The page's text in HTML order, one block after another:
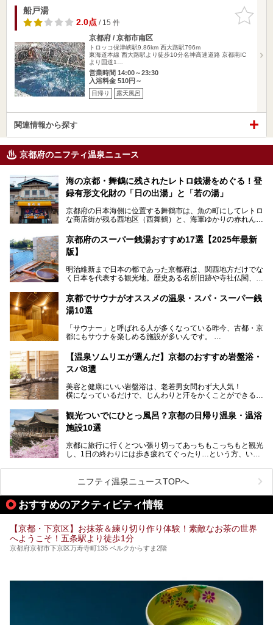
お気に入
りに追加
船戸湯
2.0点/ 15 件
京都府 / 京都市南区
トロッコ保津峡駅9.86km 西大路駅796m
東海道本線 西大路駅より徒歩10分名神高速道路 京都南IC
より国道1…
営業時間 14:00～23:30
入浴料金 510円～
日帰り 露天風呂
関連情報から探す
京都府のニフティ温泉ニュース
海の京都・舞鶴に残されたレトロ銭湯をめぐる！登
録有形文化財の「日の出湯」と「若の湯」
京都府の日本海側に位置する舞鶴市は、魚の町にしてレトロ
な商店街が残る西地区（西舞鶴）と、海軍ゆかりの赤れんが
ます。今回案内するのは西地区に今も残る2軒の銭湯「日の
出湯」と「若の湯」。いずれも国の登録有形文化財に指定さ
れた歴史ある建物でありながら、今も現役のお風呂屋さんで
漁師町や商店街で働く人々を支えてきたこの2軒の銭湯とと
ます。
───
この記事は京都府舞鶴市のPR記事です。
京都府のスーパー銭湯おすすめ17選【2025年最新
版】
明治維新まで日本の都であった京都府は、関西地方だけでな
く日本を代表する観光地。歴史ある名所旧跡や寺社仏閣、そ
今回は、そんな京都府で2025年現在おすすめのスーパー銭
湯を紹介します。
部でレジャー気分を満喫できる温泉施設まで、好みのスーパ
ー銭湯を探してみてくださいね。
京都でサウナがオススメの温泉・スパ・スーパー銭
湯10選
「サウナー」と呼ばれる人が多くなっている昨今、古都・京
都にもサウナを楽しめる施設が多いんです。
自分の好きなサウナを探すのもいいですが、さまざまなサウ
ナを体感してみたいですよね。
のある温浴施設を紹介します。
ウナを楽しみましょう！
【温泉ソムリエが選んだ】京都のおすすめ岩盤浴・
スパ8選
美容と健康にいい岩盤浴は、老若男女問わず大人気！
横になっているだけで、じんわりと汗をかくことができるの
地元の方はもちろん、旅先としても人気の京都。
観光のついでに岩盤浴のある温泉に浸かってリフレッシュす
今回は京都にある岩盤浴のある施設をピックアップしてご紹
観光ついでにひとっ風呂？京都の日帰り温泉・温浴
施設10選
京都に旅行に行くとつい張り切ってあっちもこっちもと観光
し、1日の終わりには歩き疲れてぐったり…という方、いま
そんな疲れた身体には温泉です！京都には、市内にも郊外に
も素晴らしい温泉がたくさんあります。そこで、日帰り利用
できるおすすめの温泉・温浴施設をまとめてみました。
ニフティ温泉ニュースTOPへ
おすすめのアクティビティ情報
【京都・下京区】お抹茶＆練り切り作り体験！素敵なお茶の世界
へようこそ！五条駅より徒歩1分
京都府京都市下京区万寿寺町135 ベルクからすま2階